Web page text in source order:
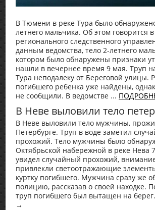
В Тюмени в реке Тура было
летнего мальчика. Об этом говорится
регионального следственного
данным ведомства, тело 2-летнего
котором было обнаружены признаки
нашли в вечернее время 9 мая. Труп
Тура неподалеку от Береговой улицы.
погибшего ребенка уже найдены,
не сообщили. В ведомстве ...
В Неве выловили тело
В Неве выловили тело мужчины,
Петербурге. Труп в воде заметил
прохожий. Тело мужчины было
Октябрьской набережной в реке Нева
увидел случайный прохожий,
привлекли светоотражающие
куртку погибшего. Мужчина сразу же
полицию, рассказав о своей находке.
труп погибшего был вытащен на
→